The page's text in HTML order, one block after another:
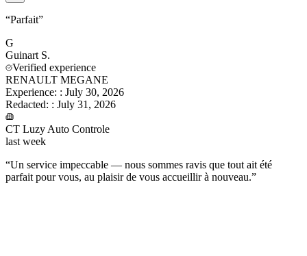
“Parfait”
G
Guinart S.
Verified experience
RENAULT MEGANE
Experience: : July 30, 2026
Redacted: : July 31, 2026
CT Luzy Auto Controle
last week
“Un service impeccable — nous sommes ravis que tout ait été
parfait pour vous, au plaisir de vous accueillir à nouveau.”